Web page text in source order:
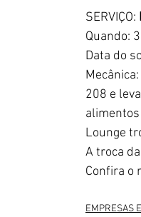
SERVIÇO:
Quando:
Data do
208 e
Lounge
A troca
Confira o
EMPRESAS